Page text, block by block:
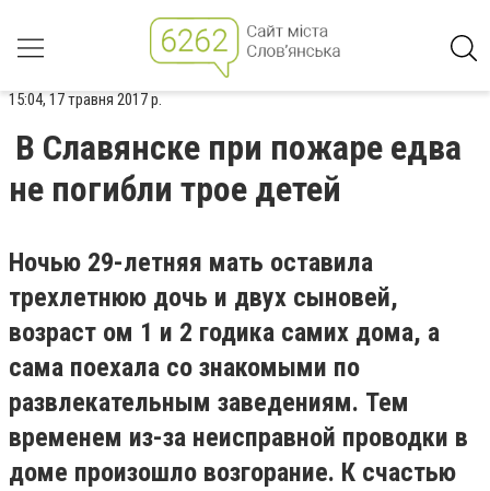
15:04, 17 травня 2017 р.
В Славянске при пожаре едва
не погибли трое детей
Ночью 29-летняя мать оставила
трехлетнюю дочь и двух сыновей,
возраст ом 1 и 2 годика самих дома, а
сама поехала со знакомыми по
развлекательным заведениям. Тем
временем из-за неисправной проводки в
доме произошло возгорание. К счастью